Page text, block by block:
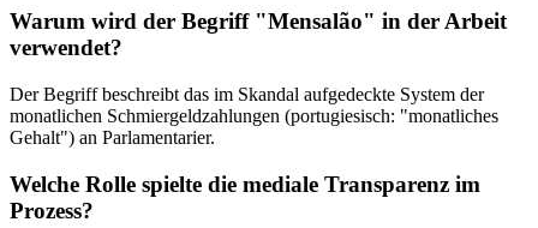
Warum wird der Begriff "Mensalão" in der Arbeit
verwendet?
Der Begriff beschreibt das im Skandal aufgedeckte System der
monatlichen Schmiergeldzahlungen (portugiesisch: "monatliches
Gehalt") an Parlamentarier.
Welche Rolle spielte die mediale Transparenz im
Prozess?